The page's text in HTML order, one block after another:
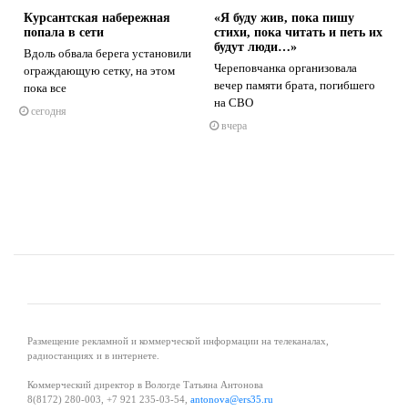
Курсантская набережная
попала в сети
Вдоль обвала берега установили
ограждающую сетку, на этом
пока все
сегодня
«Я буду жив, пока пишу
стихи, пока читать и петь их
будут люди…»
Череповчанка организовала
вечер памяти брата, погибшего
на СВО
вчера
Размещение рекламной и коммерческой информации на телеканалах,
радиостанциях и в интернете.
Коммерческий директор в Вологде Татьяна Антонова
8(8172) 280-003, +7 921 235-03-54, antonova@ers35.ru